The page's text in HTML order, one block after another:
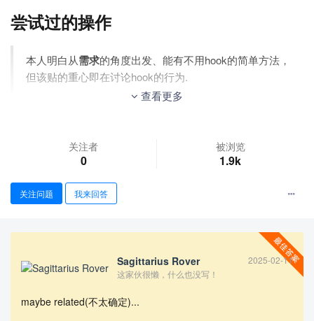
尝试过的操作
本人明白从需求的角度出发、能有不用hook的简单方法，
但该贴的重心即在讨论hook的行为.
的定义方式由 \newif
另外， lthooks-doc.pdf
中也未找到相关解释（当然，不排除
以控制列表环境的行为为例：
查看更多
关注者
0
被浏览
1.9k
关注问题 我来回答
Sagittarius Rover
2025-02-11
这家伙很懒，什么也没写！
maybe related(不太确定)...